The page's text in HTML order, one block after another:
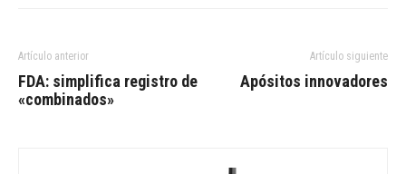
Artículo anterior
FDA: simplifica registro de
«combinados»
Artículo siguiente
Apósitos innovadores